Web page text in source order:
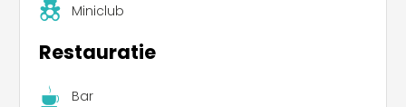
Miniclub
Restauratie
Bar